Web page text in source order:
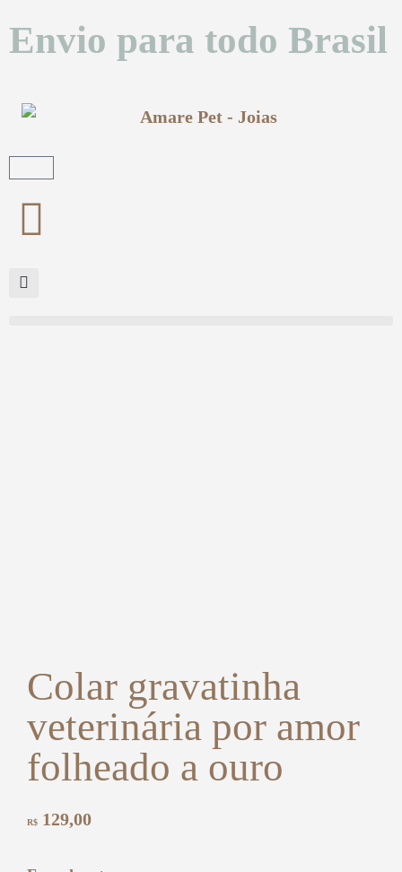
Envio para todo Brasil
Colar gravatinha
veterinária por amor
folheado a ouro
R$ 129,00